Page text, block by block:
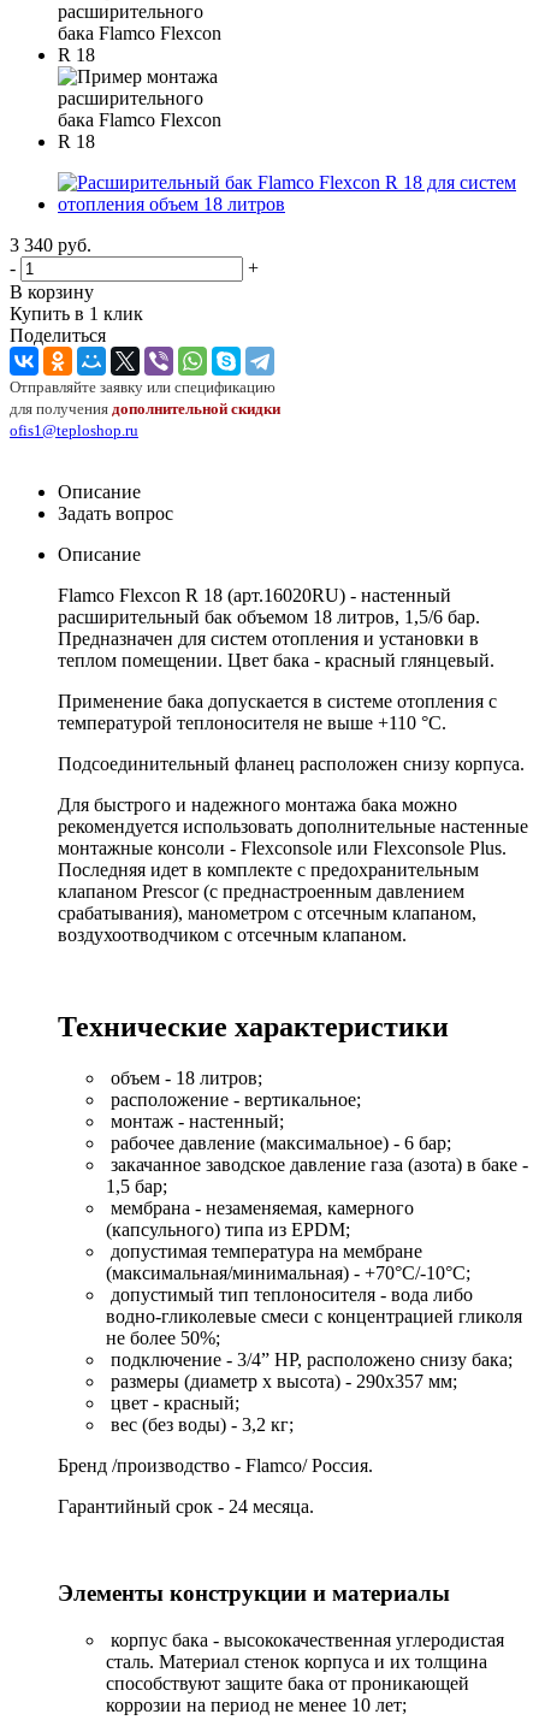
3 340 руб.
-
+
В корзину
Купить в 1 клик
Поделиться
Отправляйте заявку или спецификацию
для получения дополнительной скидки
ofis1@teploshop.ru
Описание
Задать вопрос
Описание
Flamco Flexcon R 18 (арт.16020RU) - настенный
расширительный бак объемом 18 литров, 1,5/6 бар.
Предназначен для систем отопления и установки в
теплом помещении. Цвет бака - красный глянцевый.
Применение бака допускается в системе отопления с
температурой теплоносителя не выше +110 °С.
Подсоединительный фланец расположен снизу корпуса.
Для быстрого и надежного монтажа бака можно
рекомендуется использовать дополнительные настенные
монтажные консоли - Flexconsole или Flexconsole Plus.
Последняя идет в комплекте с предохранительным
клапаном Prescor (c преднастроенным давлением
срабатывания), манометром с отсечным клапаном,
воздухоотводчиком с отсечным клапаном.
Технические характеристики
объем - 18 литров;
расположение - вертикальное;
монтаж - настенный;
рабочее давление (максимальное) - 6 бар;
закачанное заводское давление газа (азота) в баке -
1,5 бар;
мембрана - незаменяемая, камерного
(капсульного) типа из EPDM;
допустимая температура на мембране
(максимальная/минимальная) - +70°C/-10°C;
допустимый тип теплоносителя - вода либо
водно-гликолевые смеси с концентрацией гликоля
не более 50%;
подключение - 3/4” НР, расположено снизу бака;
размеры (диаметр x высота) - 290x357 мм;
цвет - красный;
вес (без воды) - 3,2 кг;
Бренд /производство - Flamco/ Россия.
Гарантийный срок - 24 месяца.
Элементы конструкции и материалы
корпус бака - высококачественная углеродистая
сталь. Материал стенок корпуса и их толщина
способствуют защите бака от проникающей
коррозии на период не менее 10 лет;